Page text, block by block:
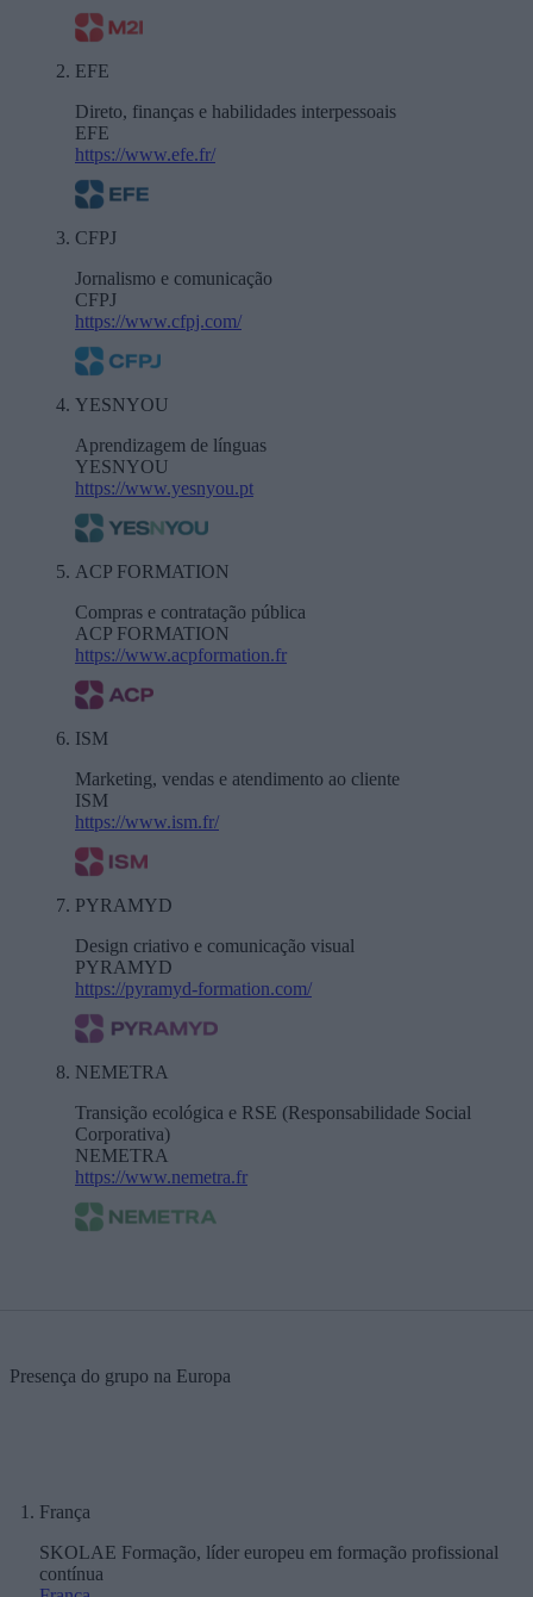
EFE
Direto, finanças e habilidades interpessoais
EFE
https://www.efe.fr/
CFPJ
Jornalismo e comunicação
CFPJ
https://www.cfpj.com/
YESNYOU
Aprendizagem de línguas
YESNYOU
https://www.yesnyou.pt
ACP FORMATION
Compras e contratação pública
ACP FORMATION
https://www.acpformation.fr
ISM
Marketing, vendas e atendimento ao cliente
ISM
https://www.ism.fr/
PYRAMYD
Design criativo e comunicação visual
PYRAMYD
https://pyramyd-formation.com/
NEMETRA
Transição ecológica e RSE (Responsabilidade Social
Corporativa)
NEMETRA
https://www.nemetra.fr
Presença do grupo na Europa
França
SKOLAE Formação, líder europeu em formação profissional
contínua